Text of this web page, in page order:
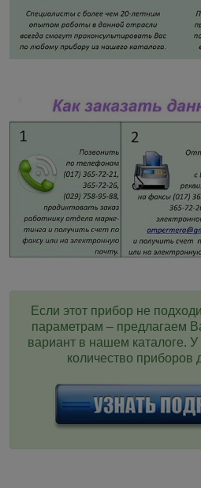
Если этот прибор не
параметрам – предлагаем
вариант в нашем каталоге. У
количество приборов